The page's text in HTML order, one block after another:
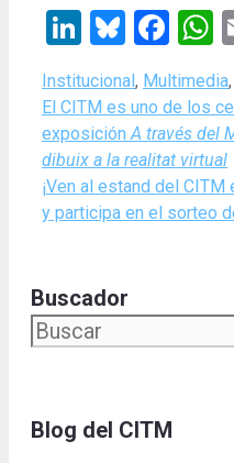
LinkedIn
Categories
Institucional , Multimedia,
El CITM es uno de los
exposiciónA través del
dibuix a la realitat virtual
¡Ven al estand del CITM
y participa en el sorteo
Buscador
Blog del CITM